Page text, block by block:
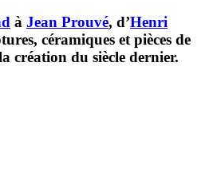
à Jean Prouvé, d’Henri
céramiques et pièces de
création du siècle dernier.